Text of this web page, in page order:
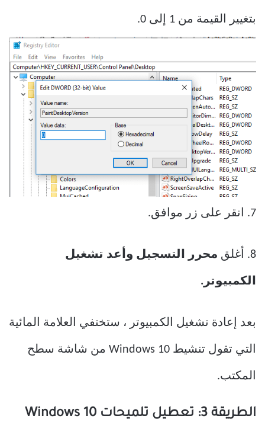
بتغيير القيمة من 1 إلى 0.
7. انقر على زر موافق.
8. أغلق محرر التسجيل وأعد تشغيل
الكمبيوتر.
بعد إعادة تشغيل الكمبيوتر ، ستختفي العلامة المائية
التي تقول تنشيط Windows 10 من شاشة سطح
المكتب.
الطريقة 3: تعطيل تلميحات Windows 10